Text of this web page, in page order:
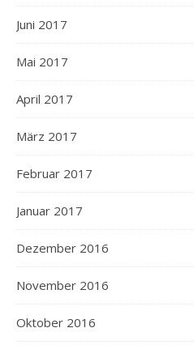
Juni 2017
Mai 2017
April 2017
März 2017
Februar 2017
Januar 2017
Dezember 2016
November 2016
Oktober 2016